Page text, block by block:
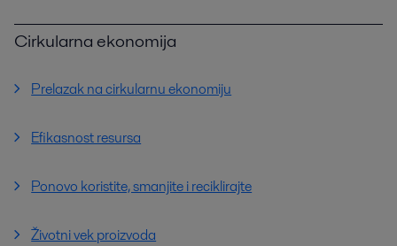
Cirkularna ekonomija
Prelazak na cirkularnu ekonomiju
Efikasnost resursa
Ponovo koristite, smanjite i reciklirajte
Životni vek proizvoda